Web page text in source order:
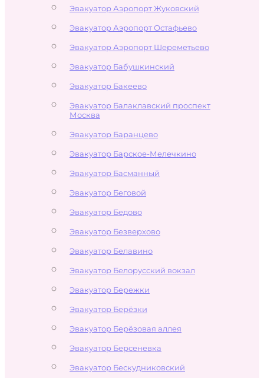
Эвакуатор Аэропорт Жуковский
Эвакуатор Аэропорт Остафьево
Эвакуатор Аэропорт Шереметьево
Эвакуатор Бабушкинский
Эвакуатор Бакеево
Эвакуатор Балаклавский проспект
Москва
Эвакуатор Баранцево
Эвакуатор Барское-Мелечкино
Эвакуатор Басманный
Эвакуатор Беговой
Эвакуатор Бедово
Эвакуатор Безверхово
Эвакуатор Белавино
Эвакуатор Белорусский вокзал
Эвакуатор Бережки
Эвакуатор Берёзки
Эвакуатор Берёзовая аллея
Эвакуатор Берсеневка
Эвакуатор Бескудниковский